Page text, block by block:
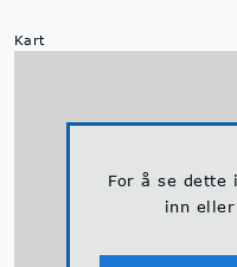
Kart
For å se dette
inn